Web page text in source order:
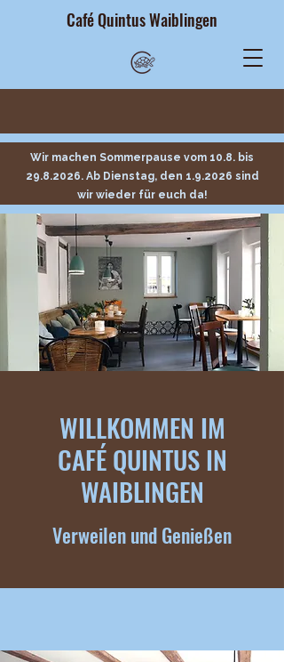
Café Quintus Waiblingen
Wir machen Sommerpause vom 10.8. bis
29.8.2026. Ab Dienstag, den 1.9.2026 sind
wir wieder für euch da!
WILLKOMMEN IM
CAFÉ QUINTUS IN
WAIBLINGEN
Verweilen und Genießen